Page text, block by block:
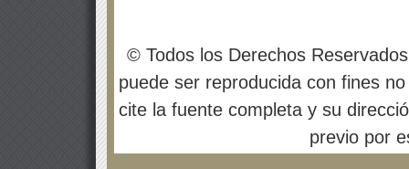
© Todos los Derechos
puede ser reproducida con fines
cite la fuente completa y su
previo por